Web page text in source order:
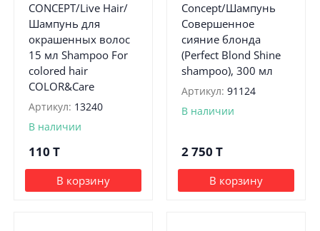
CONCEPT/Live Hair/
Шампунь для
окрашенных волос
15 мл Shampoo For
colored hair
COLOR&Care
Артикул: 13240
В наличии
110 T
В корзину
Concept/Шампунь
Совершенное
сияние блонда
(Perfect Blond Shine
shampoo), 300 мл
Артикул: 91124
В наличии
2 750 T
В корзину